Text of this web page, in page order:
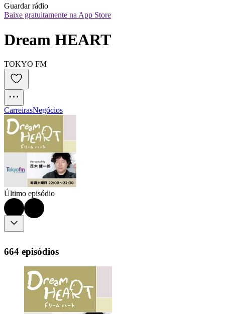
Guardar rádio
Baixe gratuitamente na App Store
Dream HEART
TOKYO FM
CarreirasNegócios
Último episódio
664 episódios